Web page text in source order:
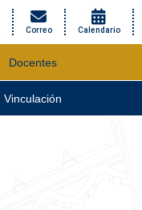
Correo Calendario
Docentes
Vinculación